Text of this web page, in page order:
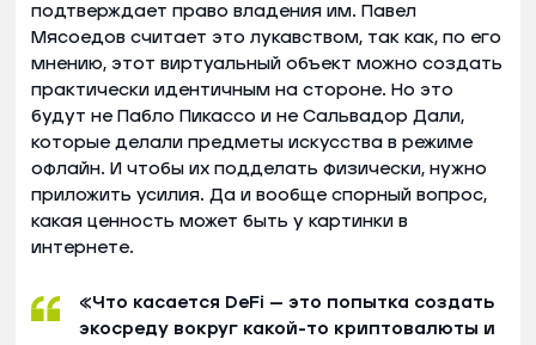
подтверждает право владения им. Павел
Мясоедов считает это лукавством, так как, по его
мнению, этот виртуальный объект можно создать
практически идентичным на стороне. Но это
будут не Пабло Пикассо и не Сальвадор Дали,
которые делали предметы искусства в режиме
офлайн. И чтобы их подделать физически, нужно
приложить усилия. Да и вообще спорный вопрос,
какая ценность может быть у картинки в
интернете.
«Что касается DeFi — это попытка создать
экосреду вокруг какой-то криптовалюты и